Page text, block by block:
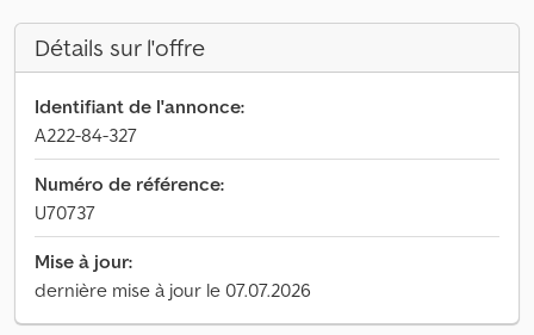
Détails sur l'offre
Identifiant de l'annonce:
A222-84-327
Numéro de référence:
U70737
Mise à jour:
dernière mise à jour le 07.07.2026